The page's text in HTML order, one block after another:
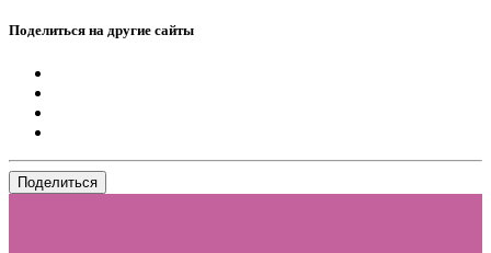
Поделиться на другие сайты
Поделиться